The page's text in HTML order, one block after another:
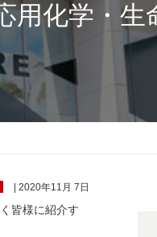
結果をもっと見る
関連
化学・生
| 2020年11月 7日
皆様に紹介す